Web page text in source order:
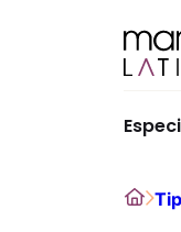
Home